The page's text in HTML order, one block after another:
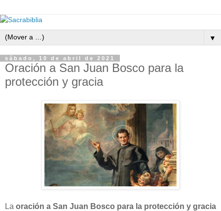
▼
sábado, 10 de abril de 2021
Oración a San Juan Bosco para la
protección y gracia
La oración a San Juan Bosco para la protección y gracia